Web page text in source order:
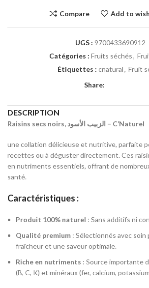
Compare Add to
UGS : 9700433690912
Catégories : Fruits séchés,
Étiquettes : cnatural, Fruit
Share:
DESCRIPTION
Raisins secs noirs, الزبيب الأسود – C’Naturel
une collation délicieuse et nutritive, parfaite
recettes ou à déguster directement. Ces
en nutriments essentiels, offrant de
santé.
Caractéristiques :
Produit 100% naturel : Sans additifs ni
Qualité premium : Sélectionnés avec
fraîcheur et une saveur optimale.
Riche en nutriments : Source importante
(B, C, K) et minéraux (fer, calcium,